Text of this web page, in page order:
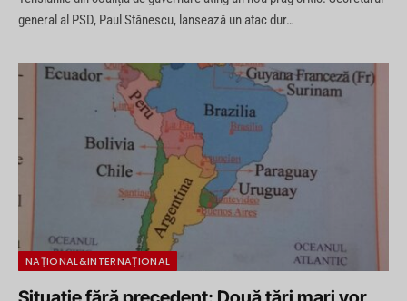
general al PSD, Paul Stănescu, lansează un atac dur…
NAȚIONAL&INTERNAȚIONAL